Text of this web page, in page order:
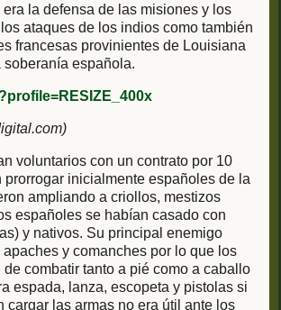
la defensa de las misiones y los
ataques de los indios como también
francesas provinientes de Louisiana
soberanía española.
voluntarios con un contrato por 10
prorrogar inicialmente españoles de la
ampliando a criollos, mestizos
españoles se habían casado con
y nativos. Su principal enemigo
y comanches por lo que los
combatir tanto a pié como a caballo
espada, lanza, escopeta y pistolas si
cargar las armas no era útil ante los